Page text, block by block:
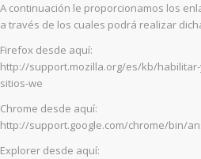
A continuación le proporcionamos los
a través de los cuales podrá realizar
Firefox desde aquí:
http://support.mozilla.org/es/kb/
sitios-we
Chrome desde aquí:
http://support.google.com/chrome/bin/
Explorer desde aquí: